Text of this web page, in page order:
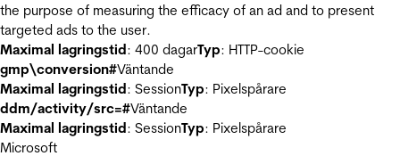
the purpose of measuring the efficacy of an ad and to present
targeted ads to the user.
Maximal lagringstid: 400 dagarTyp: HTTP-cookie
gmp\conversion#Väntande
Maximal lagringstid: SessionTyp: Pixelspårare
ddm/activity/src=#Väntande
Maximal lagringstid: SessionTyp: Pixelspårare
Microsoft